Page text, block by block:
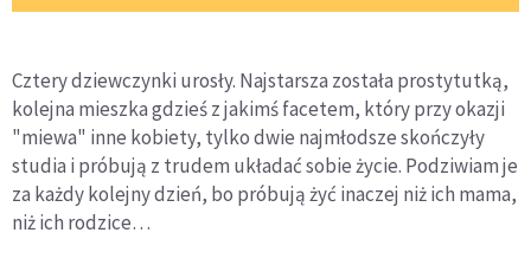
Cztery dziewczynki urosły. Najstarsza została prostytutką,
kolejna mieszka gdzieś z jakimś facetem, który przy okazji
"miewa" inne kobiety, tylko dwie najmłodsze skończyły
studia i próbują z trudem układać sobie życie. Podziwiam je
za każdy kolejny dzień, bo próbują żyć inaczej niż ich mama,
niż ich rodzice…